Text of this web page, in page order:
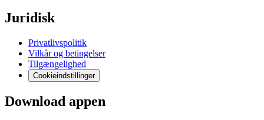
Juridisk
Privatlivspolitik
Vilkår og betingelser
Tilgængelighed
Cookieindstillinger
Download appen